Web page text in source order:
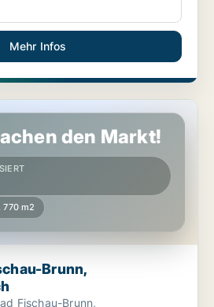
Mehr Infos
Niederösterreich
den Markt!
770 m2
Brunn,
Fischau-Brunn,